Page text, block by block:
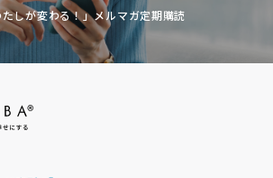
たしが変わる！」メルマガ定期購読